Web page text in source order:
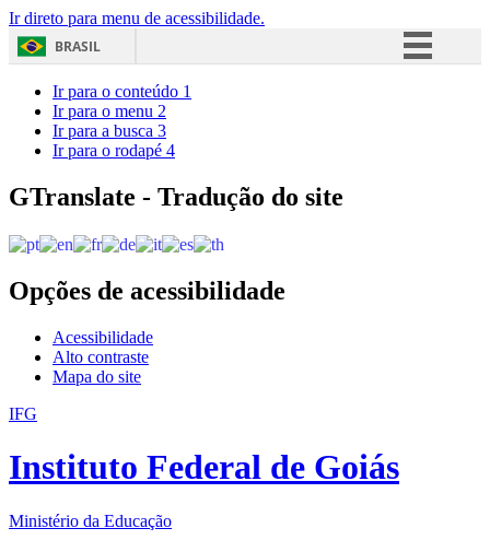
Ir direto para menu de acessibilidade.
BRASIL
Acesso à informação
Ir para o conteúdo 1
Ir para o menu 2
Ir para a busca 3
Ir para o rodapé 4
GTranslate - Tradução do site
Opções de acessibilidade
Acessibilidade
Alto contraste
Mapa do site
IFG
Instituto Federal de Goiás
Ministério da Educação